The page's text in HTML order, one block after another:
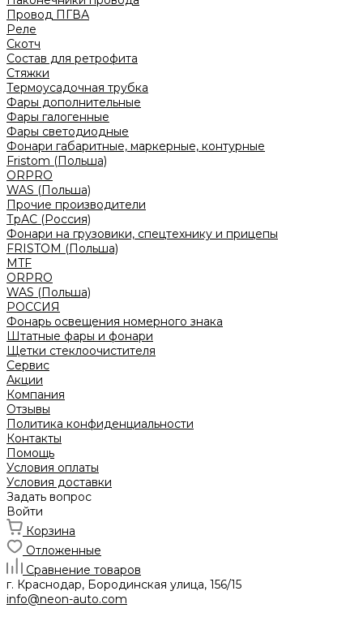
Провод ПГВА
Реле
Скотч
Состав для ретрофита
Стяжки
Термоусадочная трубка
Фары дополнительные
Фары галогенные
Фары светодиодные
Фонари габаритные, маркерные, контурные
Fristom (Польша)
ORPRO
WAS (Польша)
Прочие производители
ТрАС (Россия)
Фонари на грузовики, спецтехнику и прицепы
FRISTOM (Польша)
MTF
ORPRO
WAS (Польша)
РОССИЯ
Фонарь освещения номерного знака
Штатные фары и фонари
Щетки стеклоочистителя
Сервис
Акции
Компания
Отзывы
Политика конфиденциальности
Контакты
Помощь
Условия оплаты
Условия доставки
Задать вопрос
Войти
Корзина
Отложенные
Сравнение товаров
г. Краснодар, Бородинская улица, 156/15
info@neon-auto.com